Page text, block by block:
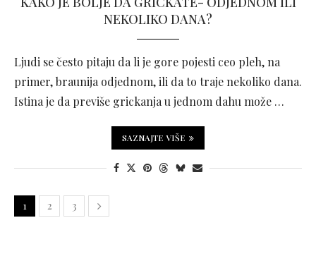
NEKOLIKO DANA?
Ljudi se često pitaju da li je gore pojesti ceo pleh, na
primer, braunija odjednom, ili da to traje nekoliko dana.
Istina je da previše grickanja u jednom dahu može …
SAZNAJTE VIŠE
1 2 3